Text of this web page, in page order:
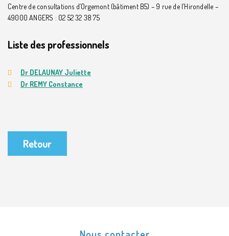
Centre de consultations d’Orgemont (bâtiment B5) – 9 rue de l’Hirondelle –
49000 ANGERS : 02 52 32 38 75
Liste des professionnels
Dr DELAUNAY Juliette
Dr REMY Constance
Retour